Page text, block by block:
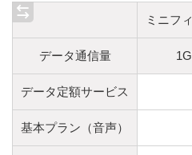
ミニフ
データ通信量
データ定額サービス
基本プラン（音声）